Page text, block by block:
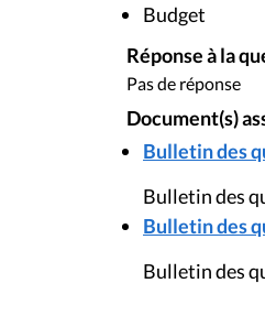
Budget
Réponse à la
Pas de réponse
Document(s)
Bulletin des
Bulletin des
Bulletin des
Bulletin des